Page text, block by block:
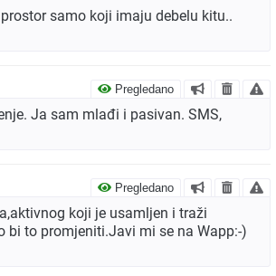
samo koji imaju debelu kitu..
Pregledano
Ja sam mlađi i pasivan. SMS,
Pregledano
koji je usamljen i traži
bi to promjeniti.Javi mi se na Wapp:-)